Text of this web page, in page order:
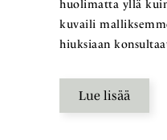
huolimatta yllä
kuvaili
hiuksiaan
Lue lisää